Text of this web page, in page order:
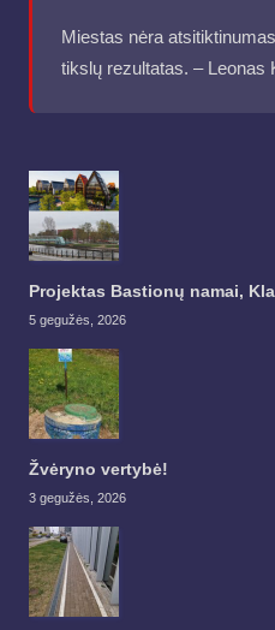
Miestas nėra
tikslų rezultatas. – Leonas
Projektas Bastionų namai,
5 gegužės, 2026
Žvėryno vertybė!
3 gegužės, 2026